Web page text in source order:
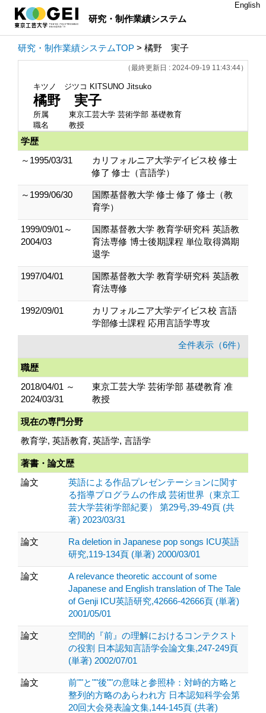
研究・制作業績システム
English
研究・制作業績システムTOP > 橘野 実子
（最終更新日 : 2024-09-19 11:43:44）
キツノ ジツコ KITSUNO Jitsuko
橘野 実子
所属
東京工芸大学 芸術学部 基礎教育
職名
教授
学歴
～1995/03/31
カリフォルニア大学デイビス校 修士
修了 修士（言語学）
～1999/06/30
国際基督教大学 修士 修了 修士（教
育学）
1999/09/01～
2004/03
国際基督教大学 教育学研究科 英語教
育法専修 博士後期課程 単位取得満期
退学
1997/04/01
国際基督教大学 教育学研究科 英語教
育法専修
1992/09/01
カリフォルニア大学デイビス校 言語
学部修士課程 応用言語学専攻
全件表示（6件）
職歴
2018/04/01 ～
2024/03/31
東京工芸大学 芸術学部 基礎教育 准
教授
現在の専門分野
教育学, 英語教育, 英語学, 言語学
著書・論文歴
論文
英語による作品プレゼンテーションに関す
る指導プログラムの作成 芸術世界（東京工
芸大学芸術学部紀要） 第29号,39-49頁 (共
著) 2023/03/31
論文
Ra deletion in Japanese pop songs ICU英語
研究,119-134頁 (単著) 2000/03/01
論文
A relevance theoretic account of some
Japanese and English translation of The Tale
of Genji ICU英語研究,42666-42666頁 (単著)
2001/05/01
論文
空間的『前』の理解におけるコンテクスト
の役割 日本認知言語学会論文集,247-249頁
(単著) 2002/07/01
論文
前""と""後""の意味と参照枠：対峙的方略と
整列的方略のあらわれ方 日本認知科学会第
20回大会発表論文集,144-145頁 (共著)